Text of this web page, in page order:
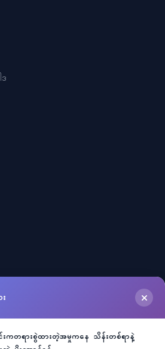
းကတရားစွဲထားတဲ့အမှုကနေ သိန်းတစ်ရာနဲ့